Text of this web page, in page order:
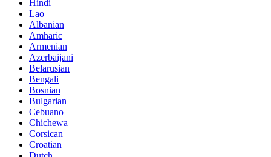
Hindi
Lao
Albanian
Amharic
Armenian
Azerbaijani
Belarusian
Bengali
Bosnian
Bulgarian
Cebuano
Chichewa
Corsican
Croatian